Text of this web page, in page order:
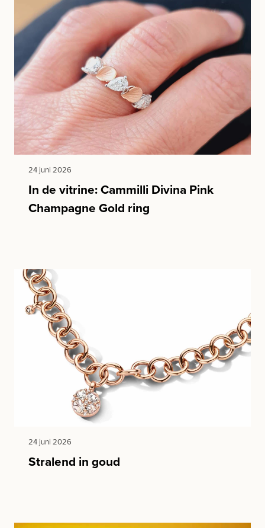
24 juni 2026
In de vitrine: Cammilli Divina Pink
Champagne Gold ring
24 juni 2026
Stralend in goud